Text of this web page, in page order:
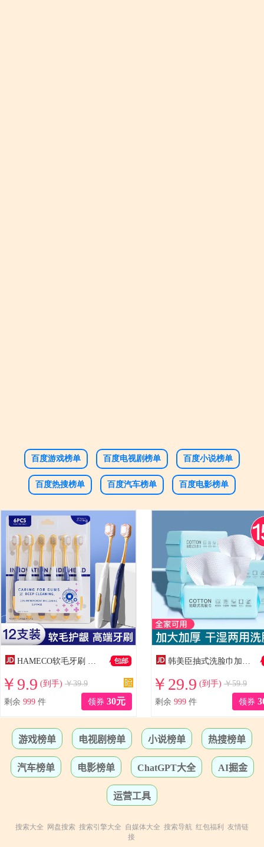
百度游戏榜单 百度电视剧榜单 百度小说榜单
百度热搜榜单 百度汽车榜单 百度电影榜单
搜索大全 网盘搜索 搜索引擎大全 自媒体大全 搜索导航 红包福利
友情链
接